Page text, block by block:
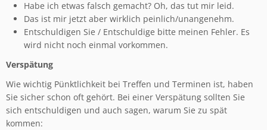
Habe ich etwas falsch gemacht? Oh, das tut mir leid.
Das ist mir jetzt aber wirklich peinlich/unangenehm.
Entschuldigen Sie / Entschuldige bitte meinen Fehler. Es
wird nicht noch einmal vorkommen.
Verspätung
Wie wichtig Pünktlichkeit bei Treffen und Terminen ist, haben
Sie sicher schon oft gehört. Bei einer Verspätung sollten Sie
sich entschuldigen und auch sagen, warum Sie zu spät
kommen: